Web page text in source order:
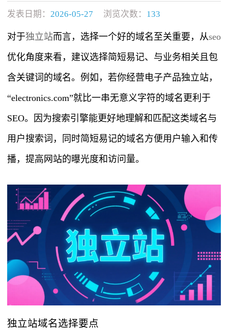
发表日期： 2026-05-27 浏览次数： 133
对于独立站而言，选择一个好的域名至关重要，从seo
优化角度来看，建议选择简短易记、与业务相关且包
含关键词的域名。例如，若你经营电子产品独立站，
“electronics.com”就比一串无意义字符的域名更利于
SEO。因为搜索引擎能更好地理解和匹配这类域名与
用户搜索词，同时简短易记的域名方便用户输入和传
播，提高网站的曝光度和访问量。
独立站域名选择要点